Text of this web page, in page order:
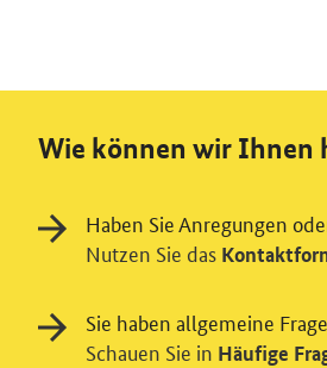
Wie können wir Ihnen
Haben Sie Anregungen
Nutzen Sie das
Sie haben allgemeine
Schauen Sie in Häufige